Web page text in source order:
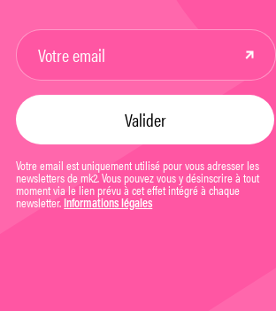
Votre email est uniquement utilisé pour vous adresser les
newsletters de mk2. Vous pouvez vous y désinscrire à tout
moment via le lien prévu à cet effet intégré à chaque
newsletter. Informations légales